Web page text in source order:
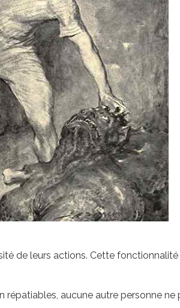
de leurs actions. Cette
aucune autre personne